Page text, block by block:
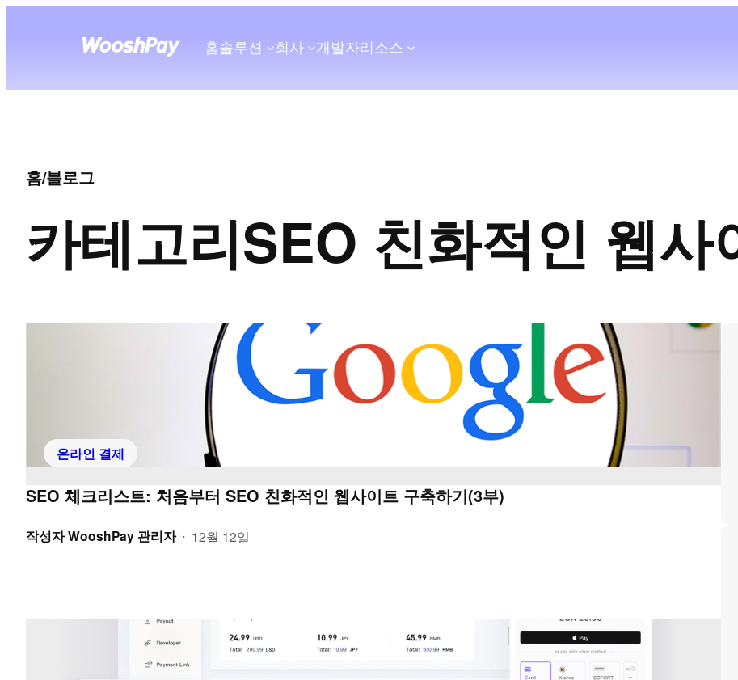
홈솔루션 회사 개발자리소스
홈/블로그
카테고리SEO 친화적인 웹사
온라인 결제
SEO 체크리스트: 처음부터 SEO 친화적인 웹사이트 구축하기(3부)
작성자WooshPay 관리자 • 12월 12일